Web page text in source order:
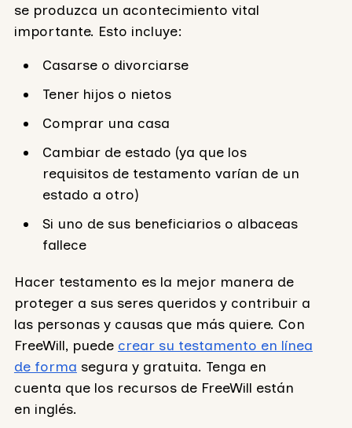
se produzca un acontecimiento vital
importante. Esto incluye:
Casarse o divorciarse
Tener hijos o nietos
Comprar una casa
Cambiar de estado (ya que los
requisitos de testamento varían de un
estado a otro)
Si uno de sus beneficiarios o albaceas
fallece
Hacer testamento es la mejor manera de
proteger a sus seres queridos y contribuir a
las personas y causas que más quiere. Con
FreeWill, puede crear su testamento en línea
de forma segura y gratuita. Tenga en
cuenta que los recursos de FreeWill están
en inglés.